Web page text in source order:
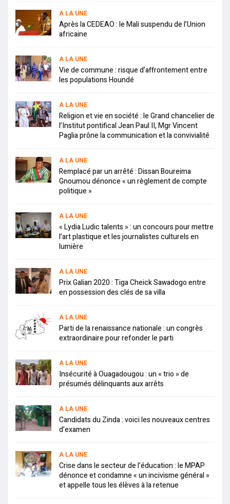
A LA UNE
Après la CEDEAO : le Mali suspendu de l’Union
africaine
A LA UNE
Vie de commune : risque d’affrontement entre
les populations Houndé
A LA UNE
Religion et vie en société : le Grand chancelier de
l’Institut pontifical Jean Paul II, Mgr Vincent
Paglia prône la communication et la convivialité
A LA UNE
Remplacé par un arrêté : Dissan Boureima
Gnoumou dénonce « un règlement de compte
politique »
A LA UNE
« Lydia Ludic talents » : un concours pour mettre
l’art plastique et les journalistes culturels en
lumière
A LA UNE
Prix Galian 2020 : Tiga Cheick Sawadogo entre
en possession des clés de sa villa
A LA UNE
Parti de la renaissance nationale : un congrès
extraordinaire pour refonder le parti
A LA UNE
Insécurité à Ouagadougou : un « trio » de
présumés délinquants aux arrêts
A LA UNE
Candidats du Zinda : voici les nouveaux centres
d’examen
A LA UNE
Crise dans le secteur de l’éducation : le MPAP
dénonce et condamne « un incivisme général »
et appelle tous les élèves à la retenue